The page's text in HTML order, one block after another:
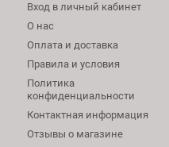
Вход в личный кабинет
О нас
Оплата и доставка
Правила и условия
Политика
конфиденциальности
Контактная информация
Отзывы о магазине